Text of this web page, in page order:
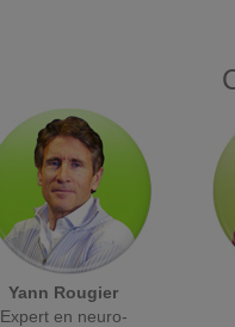
Yann Rougier
Expert en neuro-